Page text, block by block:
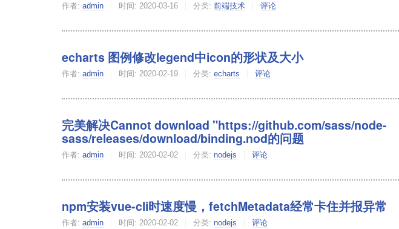
作者: admin 时间: 2020-03-16 分类: 前端技术 评论
echarts 图例修改legend中icon的形状及大小
作者: admin 时间: 2020-02-19 分类: echarts 评论
完美解决Cannot download "https://github.com/sass/node-
sass/releases/download/binding.nod的问题
作者: admin 时间: 2020-02-02 分类: nodejs 评论
npm安装vue-cli时速度慢，fetchMetadata经常卡住并报异常
作者: admin 时间: 2020-02-02 分类: nodejs 评论